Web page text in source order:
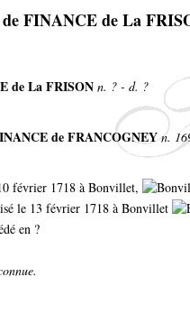
FINANCE de La
de La FRISON n. ? - d. ?
de FRANCOGNEY n.
février 1718 à Bonvillet,
le 13 février 1718 à Bonvillet
en ?